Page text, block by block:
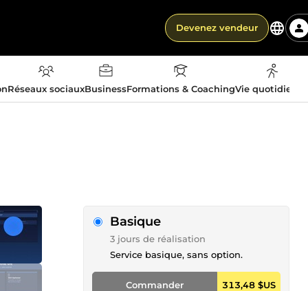
Devenez vendeur
Réseaux sociauxBusinessFormations & CoachingVie
Basique
3 jours de réalisation
Service basique, sans option.
Commander 313,48 $US